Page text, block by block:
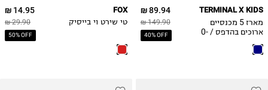
89.94 ₪
149.90 ₪
40% OFF
TERMINAL X KIDS
מארז 5 מכנסיים
ארוכים בהדפס / 0-
14.95 ₪
29.90 ₪
50% OFF
FOX
טי שירט וי בייסיק